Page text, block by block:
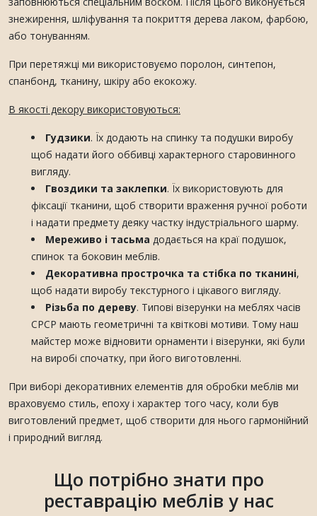
знежирення, шліфування та покриття дерева лаком, фарбою,
або тонуванням.
При перетяжці ми використовуємо поролон, синтепон,
спанбонд, тканину, шкіру або екокожу.
В якості декору використовуються:
Гудзики. Їх додають на спинку та подушки виробу
щоб надати його оббивці характерного старовинного
вигляду.
Гвоздики та заклепки. Їх використовують для
фіксації тканини, щоб створити враження ручної роботи
і надати предмету деяку частку індустріального шарму.
Мереживо і тасьма додається на краї подушок,
спинок та боковин меблів.
Декоративна прострочка та стібка по тканині,
щоб надати виробу текстурного і цікавого вигляду.
Різьба по дереву. Типові візерунки на меблях часів
СРСР мають геометричні та квіткові мотиви. Тому наш
майстер може відновити орнаменти і візерунки, які були
на виробі спочатку, при його виготовленні.
При виборі декоративних елементів для обробки меблів ми
враховуємо стиль, епоху і характер того часу, коли був
виготовлений предмет, щоб створити для нього гармонійний
і природний вигляд.
Що потрібно знати про
реставрацію меблів у нас